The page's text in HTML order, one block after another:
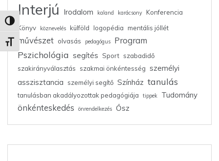
Nagy kontraszt váltása
Betűméret váltása
Interjú Irodalom kaland karácsony
Konferencia
Könyv
köznevelés külföld logopédia mentális jóllét
művészet olvasás pedagógus Program
Pszichológia segítés Sport szabadidő
szakirányválasztás
szakmai önkéntesség személyi
asszisztancia
személyi segítő Színház tanulás
tanulásban akadályozottak pedagógiája tippek Tudomány
önkénteskedés önrendelkezés Ősz